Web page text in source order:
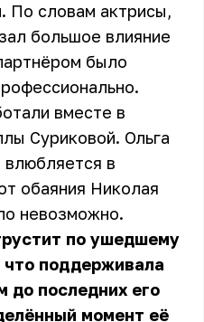
По словам актрисы,
большое влияние
было
вместе в
Суриковой. Ольга
влюбляется в
обаяния Николая
невозможно.
по ушедшему
что поддерживала
до последних его
момент её